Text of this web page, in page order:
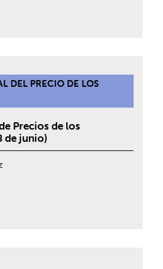
DEL PRECIO DE LOS
Precios de los
de junio)